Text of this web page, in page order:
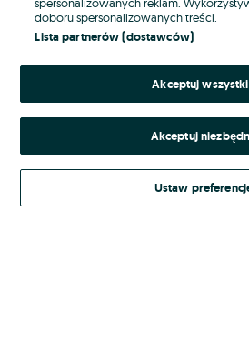
Nie pamiętasz hasła?
Zaloguj się
Kontynuując za pośrednictwem jednego z
Regulamin serwisuOLX.pl w
doboru spersonalizowanych treści.
Lista partnerów (dostawców)
Akceptuj
Akceptuj
Ustaw